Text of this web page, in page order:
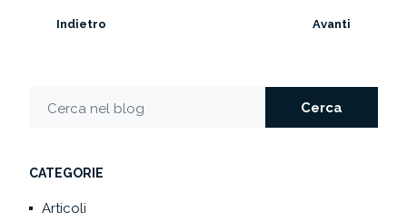
Indietro Avanti
Cerca nel blog Cerca
CATEGORIE
Articoli